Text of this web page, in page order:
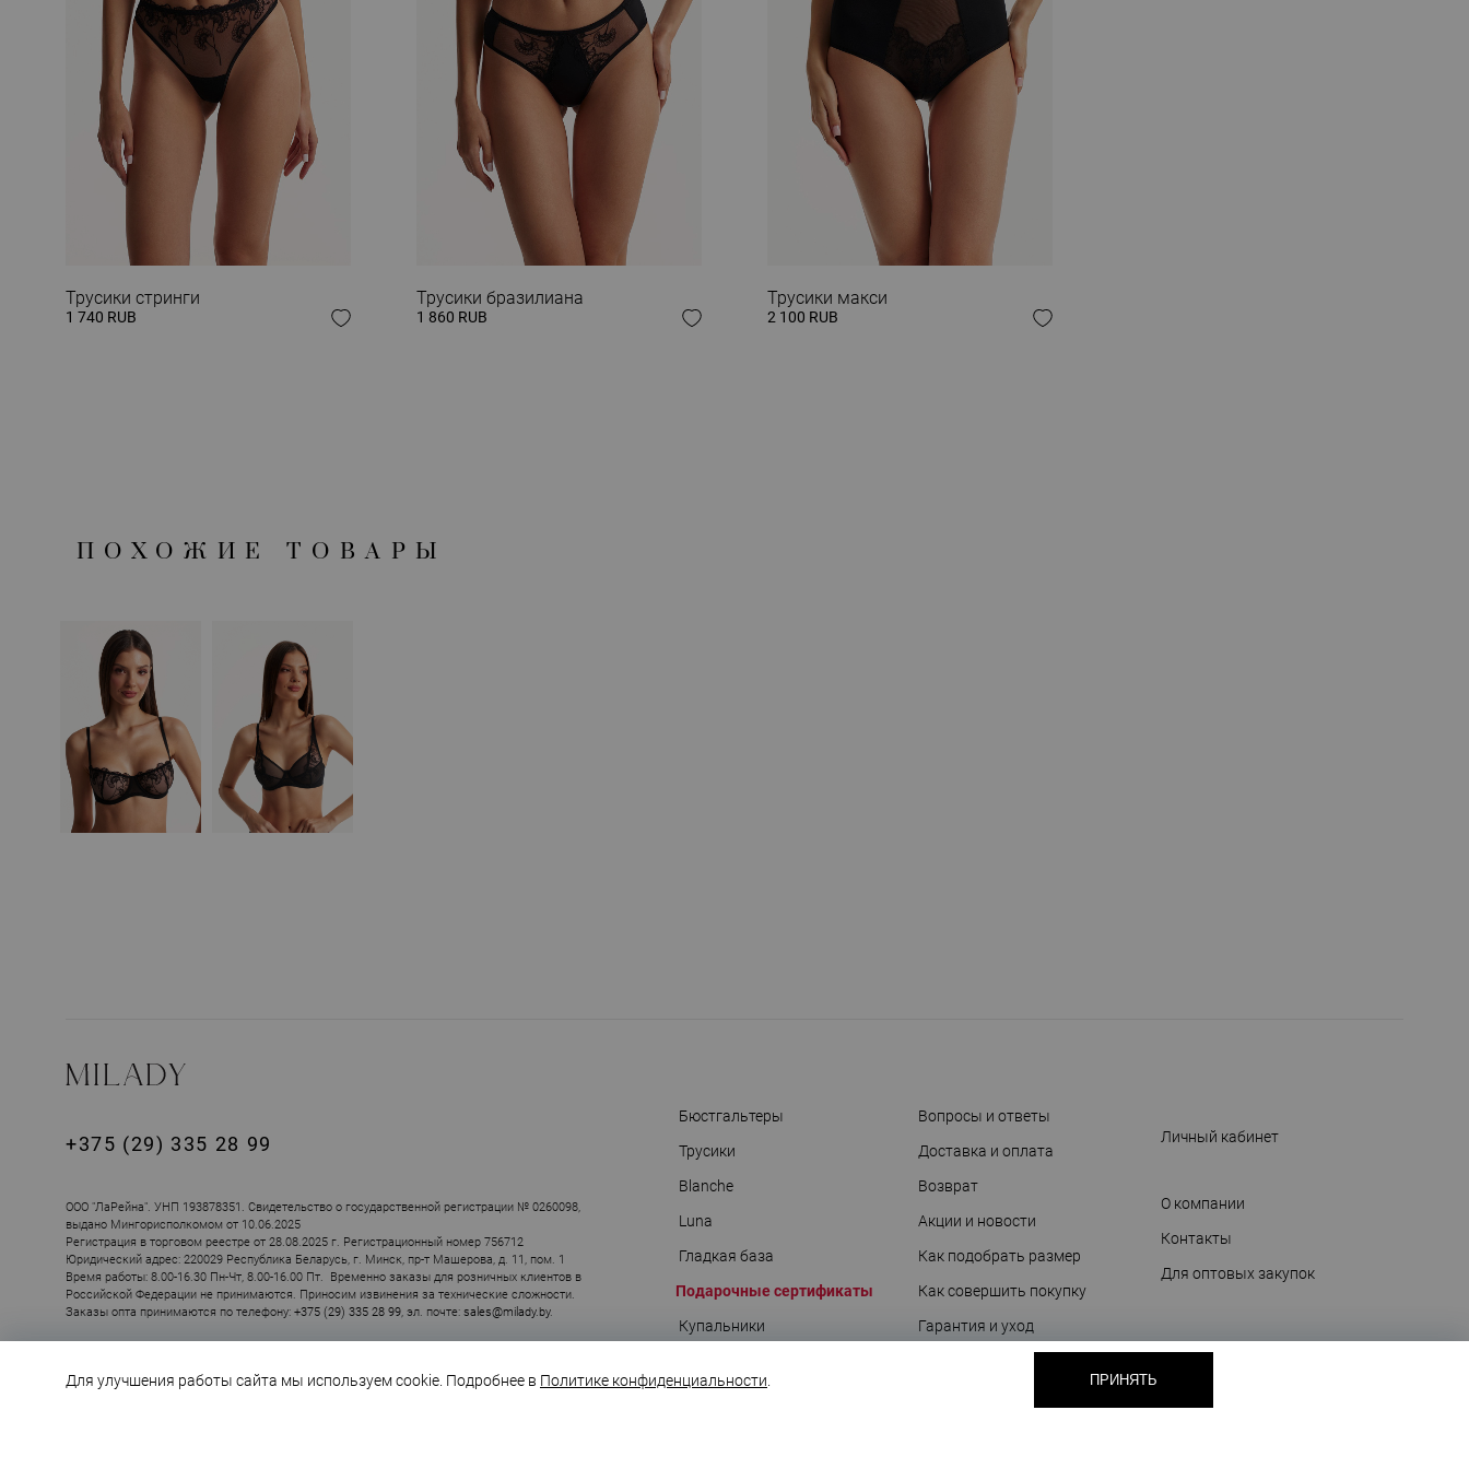
ЗАВЕРШИ СВОЙ ОБРАЗ
Трусики стринги
1 740 RUB
Трусики бразилиана
1 860 RUB
Трусики макси
2 100 RUB
+375 (29) 335 28 99
ООО "ЛаРейна". УНП 193878351. Свидетельство о государственной регистрации № 0260098,
выдано Мингорисполкомом от 10.06.2025
Регистрация в торговом реестре от 28.08.2025 г. Регистрационный номер 756712
Юридический адрес: 220029 Республика Беларусь, г. Минск, пр-т Машерова, д. 11, пом. 1
Время работы: 8.00-16.30 Пн-Чт, 8.00-16.00 Пт. Временно заказы для розничных клиентов в
Российской Федерации не принимаются. Приносим извинения за технические сложности.
Заказы опта принимаются по телефону: +375 (29) 335 28 99 , эл. почте: sales@milady.by.
Бюстгальтеры
Трусики
Blanche
Luna
Гладкая база
Подарочные сертификаты
Купальники
Вопросы и ответы
Доставка и оплата
Возврат
Акции и новости
Как подобрать размер
Как совершить покупку
Гарантия и уход
Личный кабинет
О компании
Контакты
Для оптовых закупок
Для улучшения работы сайта мы используем cookie. Подробнее в Политике конфиденциальности ПРИНЯТЬ